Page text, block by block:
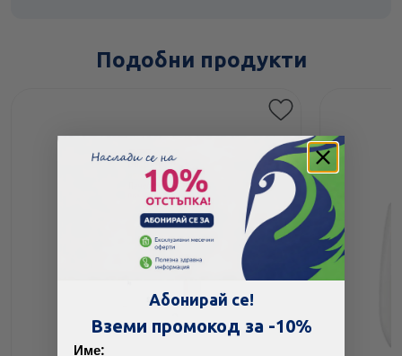
Подобни продукти
Абонирай се!
Вземи промокод за -10%
Име: